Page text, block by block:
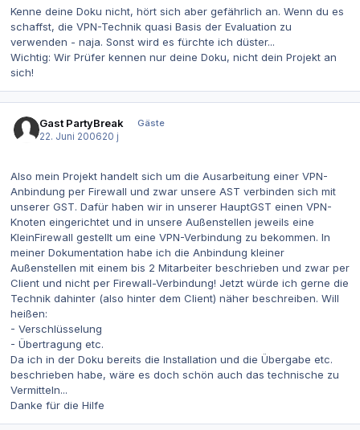
Kenne deine Doku nicht, hört sich aber gefährlich an. Wenn du es
schaffst, die VPN-Technik quasi Basis der Evaluation zu
verwenden - naja. Sonst wird es fürchte ich düster...
Wichtig: Wir Prüfer kennen nur deine Doku, nicht dein Projekt an
sich!
Gast PartyBreak
Gäste
22. Juni 200620 j
Also mein Projekt handelt sich um die Ausarbeitung einer VPN-
Anbindung per Firewall und zwar unsere AST verbinden sich mit
unserer GST. Dafür haben wir in unserer HauptGST einen VPN-
Knoten eingerichtet und in unsere Außenstellen jeweils eine
KleinFirewall gestellt um eine VPN-Verbindung zu bekommen. In
meiner Dokumentation habe ich die Anbindung kleiner
Außenstellen mit einem bis 2 Mitarbeiter beschrieben und zwar per
Client und nicht per Firewall-Verbindung! Jetzt würde ich gerne die
Technik dahinter (also hinter dem Client) näher beschreiben. Will
heißen:
- Verschlüsselung
- Übertragung etc.
Da ich in der Doku bereits die Installation und die Übergabe etc.
beschrieben habe, wäre es doch schön auch das technische zu
Vermitteln...
Danke für die Hilfe